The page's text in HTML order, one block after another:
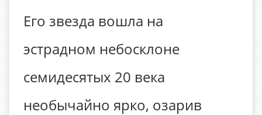
Его звезда вошла на
эстрадном небосклоне
семидесятых 20 века
необычайно ярко, озарив